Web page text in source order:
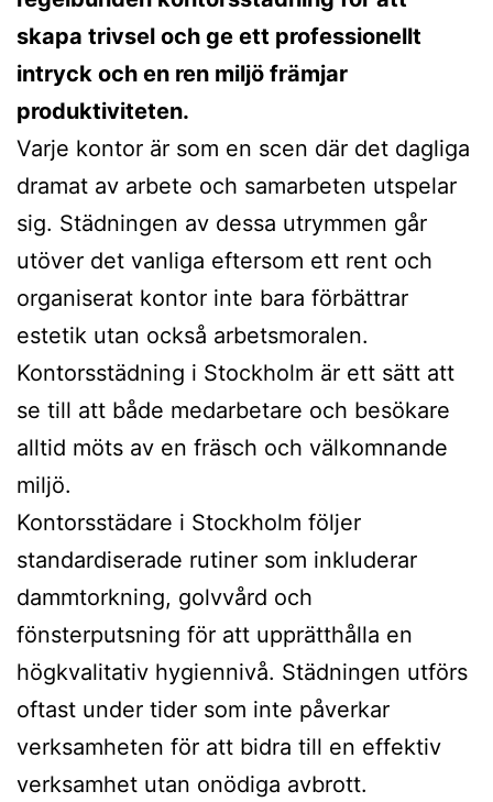
skapa trivsel och ge ett professionellt
intryck och en ren miljö främjar
produktiviteten.
Varje kontor är som en scen där det dagliga
dramat av arbete och samarbeten utspelar
sig. Städningen av dessa utrymmen går
utöver det vanliga eftersom ett rent och
organiserat kontor inte bara förbättrar
estetik utan också arbetsmoralen.
Kontorsstädning i Stockholm är ett sätt att
se till att både medarbetare och besökare
alltid möts av en fräsch och välkomnande
miljö.
Kontorsstädare i Stockholm följer
standardiserade rutiner som inkluderar
dammtorkning, golvvård och
fönsterputsning för att upprätthålla en
högkvalitativ hygiennivå. Städningen utförs
oftast under tider som inte påverkar
verksamheten för att bidra till en effektiv
verksamhet utan onödiga avbrott.